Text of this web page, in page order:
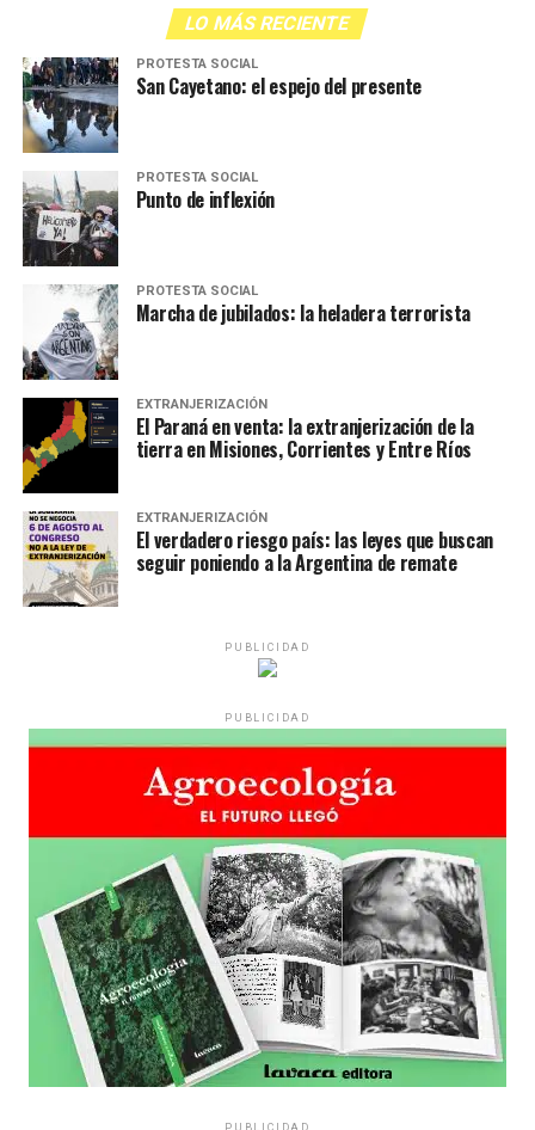
LO MÁS RECIENTE
PROTESTA SOCIAL
San Cayetano: el espejo del presente
PROTESTA SOCIAL
Punto de inflexión
PROTESTA SOCIAL
Marcha de jubilados: la heladera terrorista
EXTRANJERIZACIÓN
El Paraná en venta: la extranjerización de la
tierra en Misiones, Corrientes y Entre Ríos
EXTRANJERIZACIÓN
El verdadero riesgo país: las leyes que buscan
seguir poniendo a la Argentina de remate
PUBLICIDAD
PUBLICIDAD
PUBLICIDAD